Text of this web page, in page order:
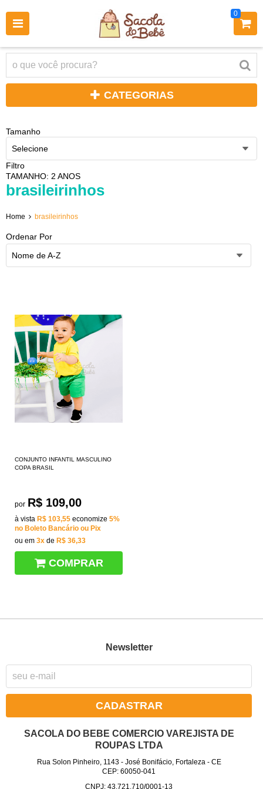
0
CATEGORIAS
Tamanho
Selecione
Filtro
TAMANHO: 2 ANOS
brasileirinhos
Home brasileirinhos
Ordenar Por
Nome de A-Z
CONJUNTO INFANTIL MASCULINO
COPA BRASIL
por R$ 109,00
à vista R$ 103,55 economize 5%
no Boleto Bancário ou Pix
ou em 3x de R$ 36,33
COMPRAR
Newsletter
CADASTRAR
SACOLA DO BEBE COMERCIO VAREJISTA DE
ROUPAS LTDA
Rua Solon Pinheiro, 1143- José Bonifácio, Fortaleza - CE
CEP: 60050-041
CNPJ: 43.721.710/0001-13